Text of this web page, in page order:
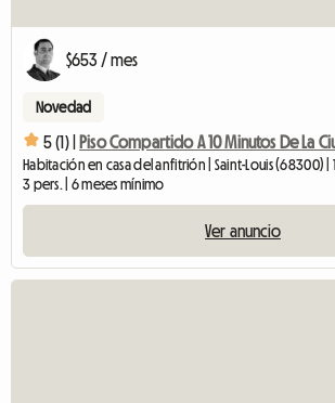
$653 / mes
Novedad
5 (1) | Piso Compartido A 10 Minutos De La
Habitación en casa del anfitrión | Saint-Louis (68300) |
3 pers. | 6 meses mínimo
Ver anuncio